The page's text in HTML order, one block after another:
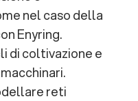
nel caso della
Enyring.
di coltivazione e
reti